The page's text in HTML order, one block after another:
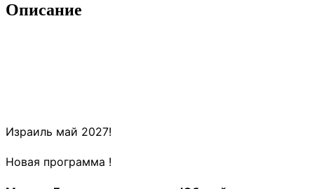
Описание
Израиль май 2027!
Новая программа !